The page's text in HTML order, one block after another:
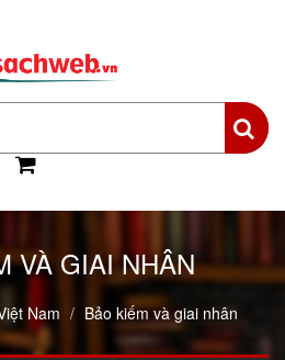
VÀ GIAI NHÂN
Nam Bảo kiếm và giai nhân